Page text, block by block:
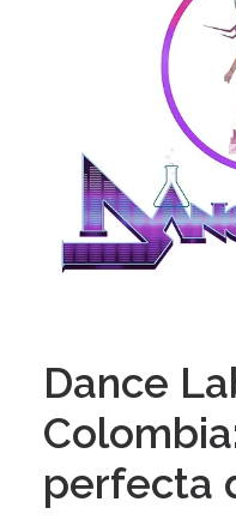
FITPASS TV
MORE…
Dance
perfecta